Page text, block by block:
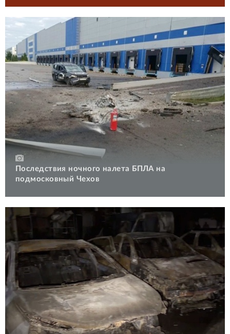
Последствия ночного налета БПЛА на
подмосковный Чехов